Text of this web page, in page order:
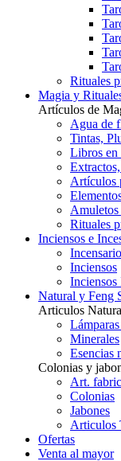
Rituales
Magia y
Artículos de
Agua de
Tintas,
Libros en
Artículos
Amuletos
Rituales
Inciensos e
Inciensos
Inciensos
Natural y Feng
Articulos
Minerales
Esencias
Colonias y
Art.
Colonias
Jabones
Articulos
Ofertas
Venta al mayor